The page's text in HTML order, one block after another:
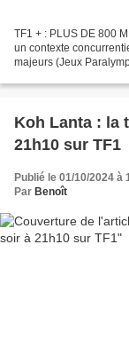
TF1 + : PLUS DE 800
un contexte
majeurs (Jeux
Koh Lanta : la
21h10 sur TF1
Publié le 01/10/2024 à
Par Benoît